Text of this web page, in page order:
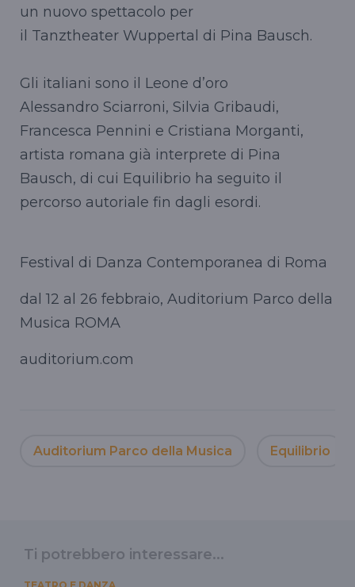
un nuovo spettacolo per
il Tanztheater Wuppertal di Pina Bausch.
Gli italiani sono il Leone d’oro
Alessandro Sciarroni, Silvia Gribaudi,
Francesca Pennini e Cristiana Morganti,
artista romana già interprete di Pina
Bausch, di cui Equilibrio ha seguito il
percorso autoriale fin dagli esordi.
Festival di Danza Contemporanea di Roma
dal 12 al 26 febbraio, Auditorium Parco della
Musica ROMA
auditorium.com
Auditorium Parco della Musica Equilibrio
Ti potrebbero interessare...